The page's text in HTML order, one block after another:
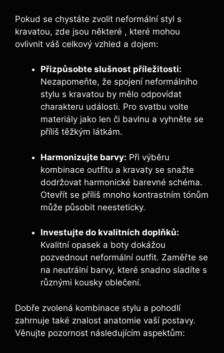
Pokud se chystáte zvolit neformální styl s
kravatou, zde jsou některé , které mohou
ovlivnit váš celkový vzhled a dojem:
Přizpůsobte slušnost příležitosti:
Nezapomeňte, že spojení neformálního
stylu s kravatou by mělo odpovídat
charakteru události. Pro svatbu volte
materiály jako len či bavlnu a vyhněte se
příliš těžkým látkám.
Harmonizujte barvy: Při výběru
kombinace outfitu a kravaty se snažte
dodržovat harmonické barevné schéma.
Otevřít se příliš mnoho kontrastním tónům
může působit neesteticky.
Investujte do kvalitních doplňků:
Kvalitní opasek a boty dokážou
pozvednout neformální outfit. Zaměřte se
na neutrální barvy, které snadno sladíte s
různými kousky oblečení.
Dobře zvolená kombinace stylu a pohodlí
zahrnuje také znalost anatomie vaší postavy.
Věnujte pozornost následujícím aspektům: